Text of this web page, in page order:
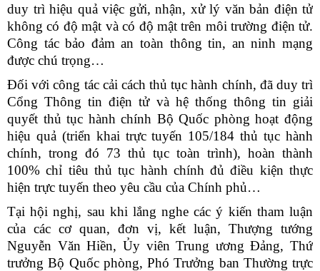
duy trì hiệu quả việc gửi, nhận, xử lý văn bản điện tử
không có độ mật và có độ mật trên môi trường điện tử.
Công tác bảo đảm an toàn thông tin, an ninh mạng
được chú trọng…
Đối với công tác cải cách thủ tục hành chính, đã duy trì
Cổng Thông tin điện tử và hệ thống thông tin giải
quyết thủ tục hành chính Bộ Quốc phòng hoạt động
hiệu quả (triển khai trực tuyến 105/184 thủ tục hành
chính, trong đó 73 thủ tục toàn trình), hoàn thành
100% chỉ tiêu thủ tục hành chính đủ điều kiện thực
hiện trực tuyến theo yêu cầu của Chính phủ…
Tại hội nghị, sau khi lắng nghe các ý kiến tham luận
của các cơ quan, đơn vị, kết luận, Thượng tướng
Nguyễn Văn Hiền, Ủy viên Trung ương Đảng, Thứ
trưởng Bộ Quốc phòng, Phó Trưởng ban Thường trực